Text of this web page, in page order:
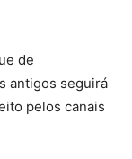
de
antigos seguirá
pelos canais